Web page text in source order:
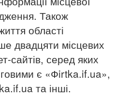
Також
області
двадцяти місцевих
сайтів, серед яких
є «Фirtka.if.ua»,
та інші.